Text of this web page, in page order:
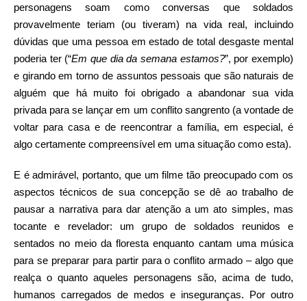
personagens soam como conversas que soldados
provavelmente teriam (ou tiveram) na vida real, incluindo
dúvidas que uma pessoa em estado de total desgaste mental
poderia ter (“Em que dia da semana estamos?”, por exemplo)
e girando em torno de assuntos pessoais que são naturais de
alguém que há muito foi obrigado a abandonar sua vida
privada para se lançar em um conflito sangrento (a vontade de
voltar para casa e de reencontrar a família, em especial, é
algo certamente compreensível em uma situação como esta).
E é admirável, portanto, que um filme tão preocupado com os
aspectos técnicos de sua concepção se dê ao trabalho de
pausar a narrativa para dar atenção a um ato simples, mas
tocante e revelador: um grupo de soldados reunidos e
sentados no meio da floresta enquanto cantam uma música
para se preparar para partir para o conflito armado – algo que
realça o quanto aqueles personagens são, acima de tudo,
humanos carregados de medos e inseguranças. Por outro